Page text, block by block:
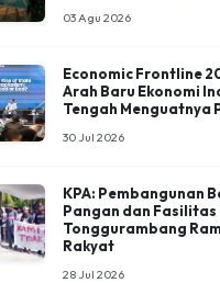
03 Agu 2026
Economic Frontline
Arah Baru Ekonomi
Tengah Menguatnya
30 Jul 2026
KPA: Pembangunan
Pangan dan
Tonggurambang
Rakyat
28 Jul 2026